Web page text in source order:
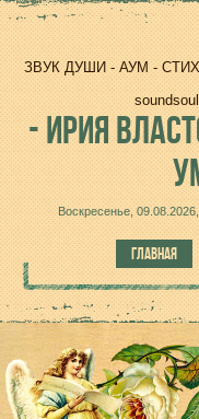
ЗВУК ДУШИ - АУМ -
-ИРИЯ
Воскресенье,
ГЛАВНАЯ